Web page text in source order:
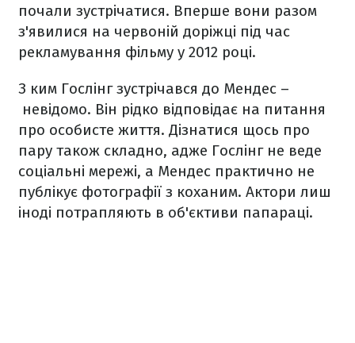
почали зустрічатися. Вперше вони разом
з'явилися на червоній доріжці під час
рекламування фільму у 2012 році.
З ким Гослінг зустрічався до Мендес –
невідомо. Він рідко відповідає на питання
про особисте життя. Дізнатися щось про
пару також складно, адже Гослінг не веде
соціальні мережі, а Мендес практично не
публікує фотографії з коханим. Актори лиш
іноді потрапляють в об'єктиви папараці.